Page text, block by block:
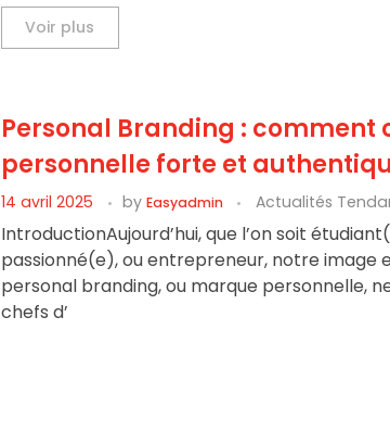
Voir plus
Personal Branding :
personnelle forte et
14 avril 2025 by Easyadmin Actualités
IntroductionAujourd’hui, que l’on soit
passionné(e), ou entrepreneur, notre image
personal branding, ou marque personnelle,
chefs d’